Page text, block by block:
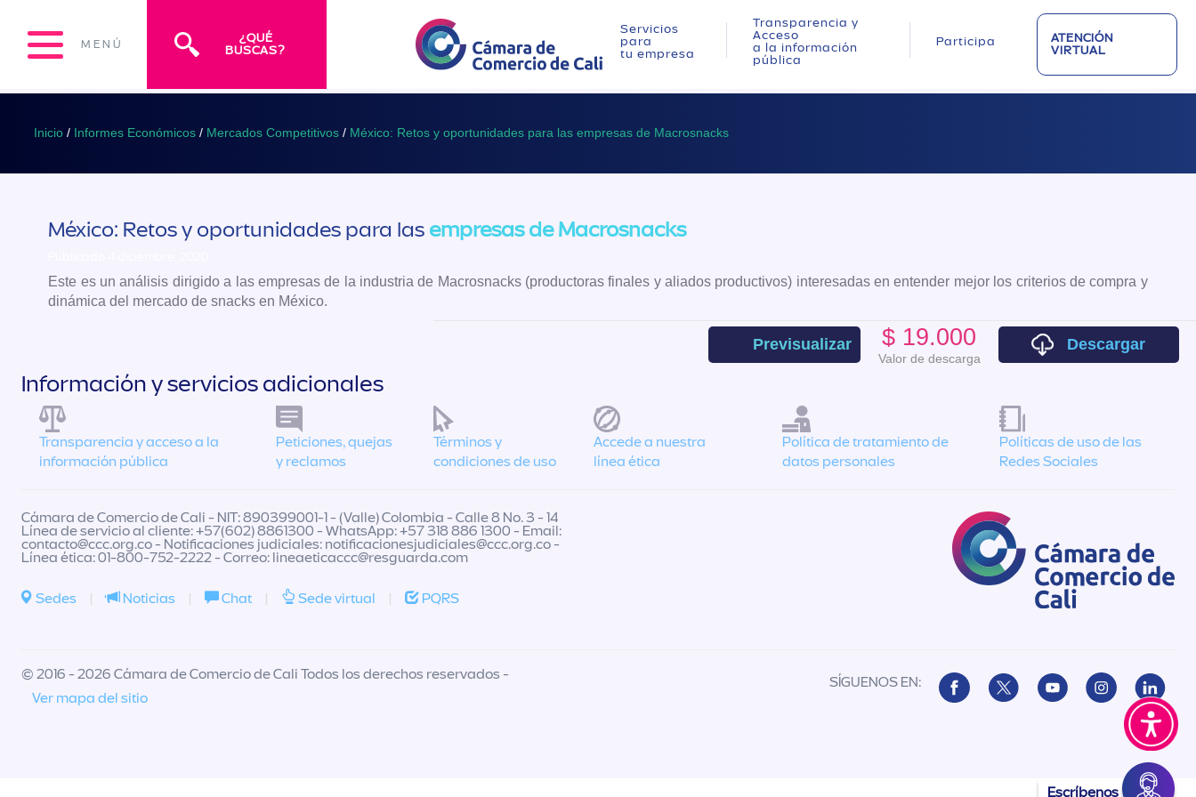
MENÚ
¿QUÉ
BUSCAS?
Servicios
para
tu empresa
Transparencia y
Acceso
a la información
pública
Participa
ATENCIÓN
VIRTUAL
Inicio / Informes Económicos / Mercados Competitivos / México: Retos y oportunidades para las empresas de Macrosnacks
México: Retos y oportunidades para las empresas de Macrosnacks
Este es un análisis dirigido a las empresas de la industria de Macrosnacks (productoras finales y aliados productivos) interesadas en entender mejor los criterios de compra y
dinámica del mercado de snacks en México.
Previsualizar $ 19.000
Valor de descarga
Descargar
Escríbenos
Información y servicios adicionales
Transparencia y acceso a la
información pública
Peticiones, quejas
y reclamos
Términos y
condiciones de uso
Accede a nuestra
línea ética
Política de tratamiento de
datos personales
Políticas de uso de las
Redes Sociales
Cámara de Comercio de Cali - NIT: 890399001-1 - (Valle) Colombia - Calle 8 No. 3 - 14
Línea de servicio al cliente: +57(602) 8861300 - WhatsApp: +57 318 886 1300 - Email:
contacto@ccc.org.co- Notificaciones judiciales: notificacionesjudiciales@ccc.org.co-
Línea ética: 01-800-752-2222 - Correo: lineaeticaccc@resguarda.com
Sedes | Noticias | Chat | Sede virtual | PQRS
© 2016 - 2026 Cámara de Comercio de Cali Todos los derechos reservados -
Ver mapa del sitio
SÍGUENOS EN: